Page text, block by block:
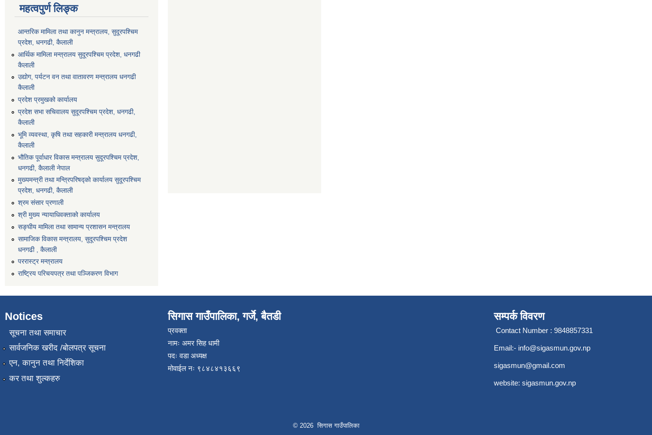
महत्वपुर्ण लिङ्क
आन्तरिक मामिला तथा कानुन मन्त्रालय, सुदूरपश्चिम
प्रदेश, धनगढी, कैलाली
आर्थिक मामिला मन्त्रालय सुदूरपश्चिम प्रदेश, धनगढी
कैलाली
उद्योग, पर्यटन वन तथा वातावरण मन्त्रालय धनगढी
कैलाली
प्रदेश प्रमुखको कार्यालय
प्रदेश सभा सचिवालय सुदूरपश्‍चिम प्रदेश, धनगढी,
कैलाली
भूमि व्यवस्था, कृषि तथा सहकारी मन्त्रालय धनगढी,
कैलाली
भौतिक पूर्वाधार विकास मन्त्रालय सुदूरपश्चिम प्रदेश,
धनगढी, कैलाली नेपाल
मुख्यमन्त्री तथा मन्त्रिपरिषद्को कार्यालय सुदूरपश्चिम
प्रदेश, धनगढी, कैलाली
श्रम संसार प्रणाली
श्री मुख्य न्यायाधिवक्ताको कार्यालय
सङ्‍घीय मामिला तथा सामान्य प्रशासन मन्त्रालय
सामाजिक विकास मन्त्रालय, सुदूरपश्चिम प्रदेश
धनगढी , कैलाली
पररास्ट्र मन्त्रालय
राष्ट्रिय परिचयपत्र तथा पञ्जिकरण विभाग
Notices
सूचना तथा समाचार
सार्वजनिक खरीद /बोलपत्र सूचना
एन, कानुन तथा निर्देशिका
कर तथा शुल्कहरु
सिगास गाउँपालिका, गर्जे, बैतडी
प्रवक्ता
नामः अमर सिह धामी
पदः वडा अध्यक्ष
मोवाईल न‌ः ९८४८४१३६६९
सम्पर्क विवरण
Contact Number : 9848857331
Email:- info@sigasmun.gov.np
sigasmun@gmail.com
website: sigasmun.gov.np
© 2026 सिगास गाउँपालिका